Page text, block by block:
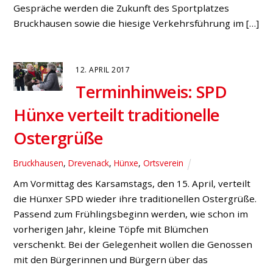
Gespräche werden die Zukunft des Sportplatzes
Bruckhausen sowie die hiesige Verkehrsführung im […]
12. APRIL 2017
Terminhinweis: SPD
Hünxe verteilt traditionelle
Ostergrüße
Bruckhausen,Drevenack,Hünxe,Ortsverein
Am Vormittag des Karsamstags, den 15. April, verteilt
die Hünxer SPD wieder ihre traditionellen Ostergrüße.
Passend zum Frühlingsbeginn werden, wie schon im
vorherigen Jahr, kleine Töpfe mit Blümchen
verschenkt. Bei der Gelegenheit wollen die Genossen
mit den Bürgerinnen und Bürgern über das